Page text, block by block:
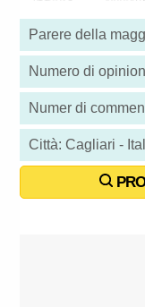
Parere della
Numero di
Numer di
Città: Cagliari -